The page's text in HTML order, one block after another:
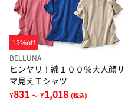
15%off
BELLUNA
ヒンヤリ！綿１００％大人顔サ
マ見えＴシャツ
¥831 ～ ¥1,018 (税込)